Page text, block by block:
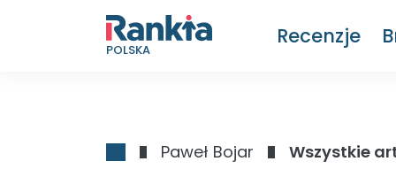
POLSKA
Recenzje
Paweł Bojar Wszystkie